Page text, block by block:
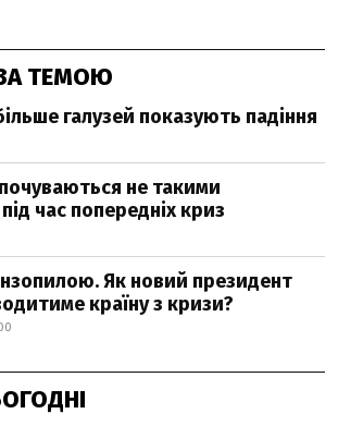
ТЕМОЮ
галузей показують падіння
не такими
час попередніх криз
Як новий президент
країну з кризи?